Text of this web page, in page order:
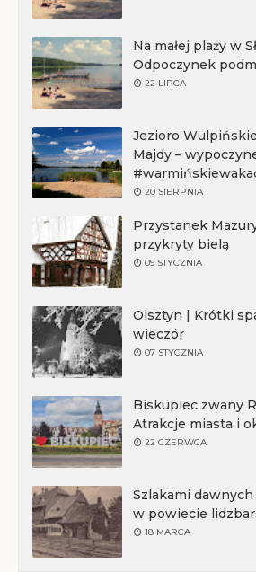
Na małej plaży w
Odpoczynek
22 LIPCA
Jezioro
Majdy –
20 SIERPNIA
Przystanek
przykryty bielą
09 STYCZNIA
Olsztyn | Krótki
wieczór
07 STYCZNIA
Biskupiec zwany
Atrakcje miasta i
22 CZERWCA
Szlakami
w powiecie
18 MARCA